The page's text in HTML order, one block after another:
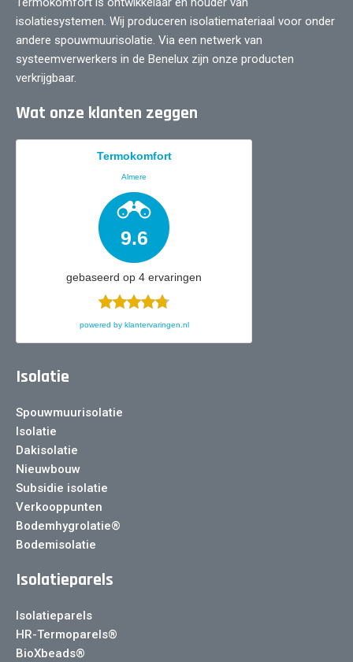
isolatiesystemen. Wij produceren isolatiemateriaal voor onder
andere spouwmuurisolatie. Via een netwerk van
systeemverwerkers in de Benelux zijn onze producten
verkrijgbaar.
Wat onze klanten zeggen
Termokomfort
Almere
9.6
gebaseerd op 4 ervaringen
powered by klantervaringen.nl
Isolatie
Spouwmuurisolatie
Isolatie
Dakisolatie
Nieuwbouw
Subsidie isolatie
Verkooppunten
Bodemhygrolatie®
Bodemisolatie
Isolatieparels
Isolatieparels
HR-Termoparels®
BioXbeads®